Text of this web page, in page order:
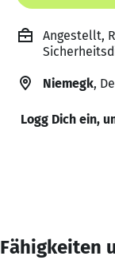
Angestellt,
Niemegk,
Logg Dich ein,
Fähigkeiten